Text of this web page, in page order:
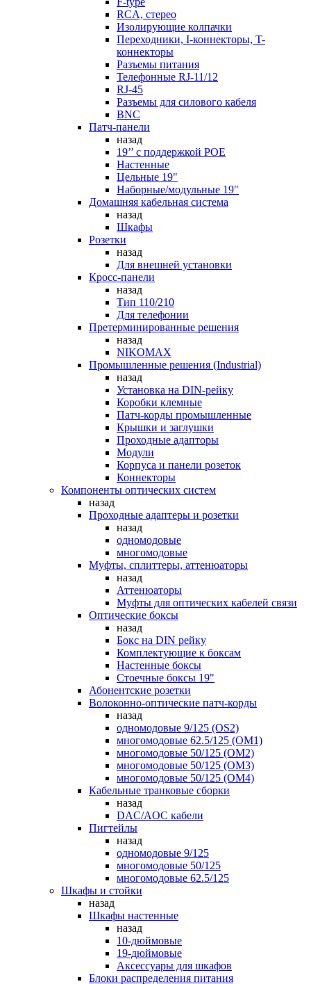
RCA, стерео
Изолирующие колпачки
Переходники, I-коннекторы, T-
коннекторы
Разъемы питания
Телефонные RJ-11/12
RJ-45
Разъемы для силового кабеля
BNC
Патч-панели
назад
19’’ с поддержкой POE
Настенные
Цельные 19"
Наборные/модульные 19"
Домашняя кабельная система
назад
Шкафы
Розетки
назад
Для внешней установки
Кросс-панели
назад
Тип 110/210
Для телефонии
Претерминированные решения
назад
NIKOMAX
Промышленные решения (Industrial)
назад
Установка на DIN-рейку
Коробки клемные
Патч-корды промышленные
Крышки и заглушки
Проходные адапторы
Модули
Корпуса и панели розеток
Коннекторы
Компоненты оптических систем
назад
Проходные адаптеры и розетки
назад
одномодовые
многомодовые
Муфты, сплиттеры, аттенюаторы
назад
Аттенюаторы
Муфты для оптических кабелей связи
Оптические боксы
назад
Бокс на DIN рейку
Комплектующие к боксам
Настенные боксы
Стоечные боксы 19"
Абонентские розетки
Волоконно-оптические патч-корды
назад
одномодовые 9/125 (OS2)
многомодовые 62.5/125 (OM1)
многомодовые 50/125 (OM2)
многомодовые 50/125 (OM3)
многомодовые 50/125 (OM4)
Кабельные транковые сборки
назад
DAC/AOC кабели
Пигтейлы
назад
одномодовые 9/125
многомодовые 50/125
многомодовые 62.5/125
Шкафы и стойки
назад
Шкафы настенные
назад
10-дюймовые
19-дюймовые
Аксессуары для шкафов
Блоки распределения питания